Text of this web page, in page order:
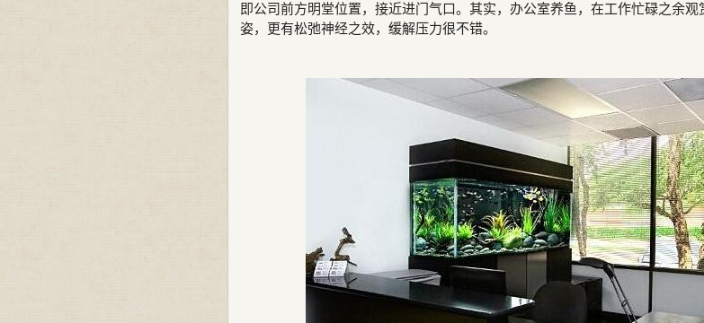
即公司前方明堂位置，接近进门气口。其实，办公室养鱼，在工作忙碌之余观
姿，更有松弛神经之效，缓解压力很不错。